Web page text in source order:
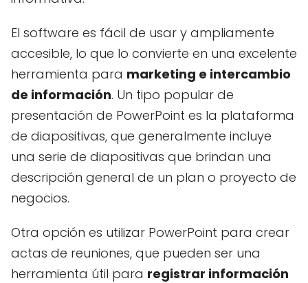
El software es fácil de usar y ampliamente
accesible, lo que lo convierte en una excelente
herramienta para marketing e intercambio
de información. Un tipo popular de
presentación de PowerPoint es la plataforma
de diapositivas, que generalmente incluye
una serie de diapositivas que brindan una
descripción general de un plan o proyecto de
negocios.
Otra opción es utilizar PowerPoint para crear
actas de reuniones, que pueden ser una
herramienta útil para registrar información